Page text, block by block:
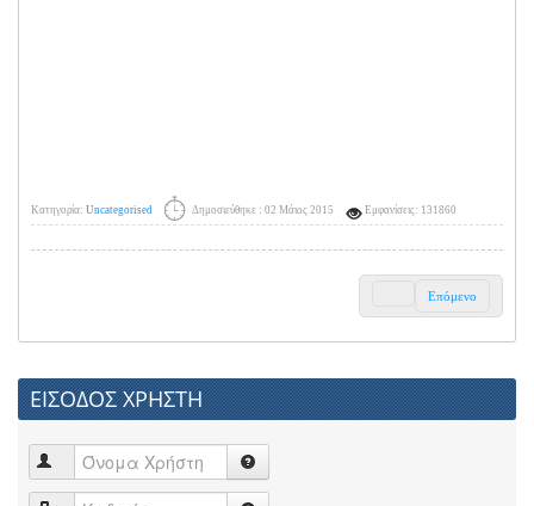
Κατηγορία: Uncategorised Δημοσιεύθηκε : 02 Μάιος 2015 Εμφανίσεις: 131860
Επόμενο
ΕΙΣΟΔΟΣ ΧΡΗΣΤΗ